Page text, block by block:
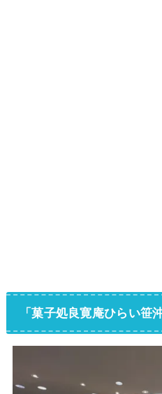
「菓子処良寛庵ひらい笹